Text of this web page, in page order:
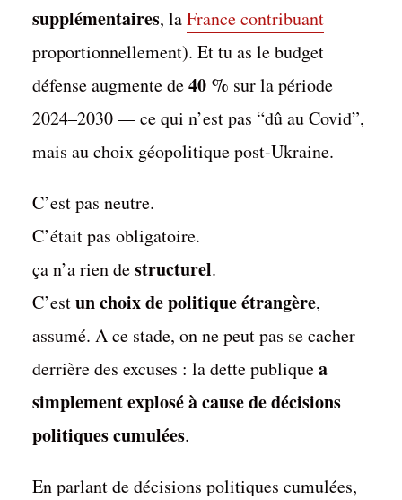
supplémentaires, laFrance contribuant
proportionnellement). Et tu as le budget
défense augmente de40 % sur la période
2024–2030 — ce qui n’est pas “dû au Covid”,
mais au choix géopolitique post-Ukraine.
C’est pas neutre.
C’était pas obligatoire.
ça n’a rien destructurel.
C’estun choix de politique étrangère,
assumé. A ce stade, on ne peut pas se cacher
derrière des excuses : la dette publiquea
simplement explosé à cause de décisions
politiques cumulées.
En parlant de décisions politiques cumulées,